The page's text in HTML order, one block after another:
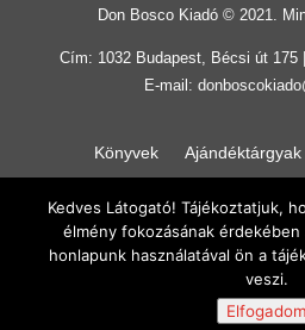
Don Bosco Kiadó © 2021.
Cím: 1032 Budapest, Bécsi út 175
E-mail:
Könyvek Ajándéktárgyak
Általános szerződési feltételek |
Kedves Látogató! Tájékoztatjuk,
élmény fokozásának
honlapunk használatával ön a
veszi.
Elfogadom